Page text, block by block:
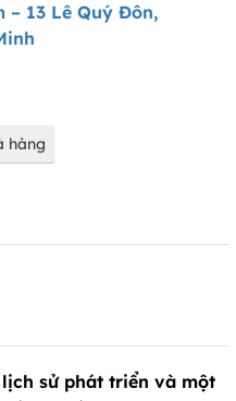
– 13 Lê Quý Đôn,
hàng
lịch sử phát triển và một